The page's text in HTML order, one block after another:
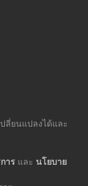
ลี่ยนแปลงได้และ
าร และ นโยบาย